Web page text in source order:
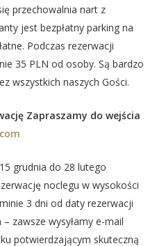
przechowalnia nart z
jest bezpłatny parking na
Podczas rezerwacji
35 PLN od osoby. Są bardzo
wszystkich naszych Gości.
Zapraszamy do wejścia
grudnia do 28 lutego
noclegu w wysokości
3 dni od daty rezerwacji
zawsze wysyłamy e-mail
potwierdzającym skuteczną